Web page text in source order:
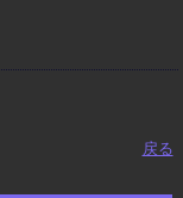
戻る